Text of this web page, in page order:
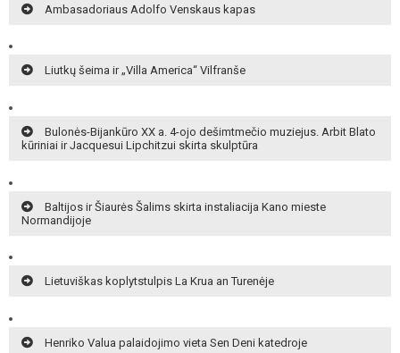
Ambasadoriaus Adolfo Venskaus kapas
Liutkų šeima ir „Villa America“ Vilfranše
Bulonės-Bijankūro XX a. 4-ojo dešimtmečio muziejus. Arbit Blato
kūriniai ir Jacquesui Lipchitzui skirta skulptūra
Baltijos ir Šiaurės Šalims skirta instaliacija Kano mieste
Normandijoje
Lietuviškas koplytstulpis La Krua an Turenėje
Henriko Valua palaidojimo vieta Sen Deni katedroje